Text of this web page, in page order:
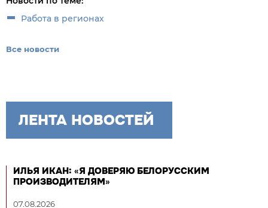
Работа в регионах
Все новости
ЛЕНТА НОВОСТЕЙ
ИЛЬЯ ИКАН: «Я ДОВЕРЯЮ БЕЛОРУССКИМ
ПРОИЗВОДИТЕЛЯМ»
07.08.2026